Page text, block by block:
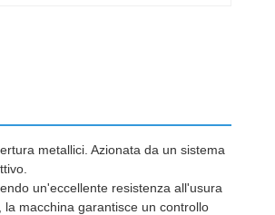
metallici. Azionata da un sistema
un'eccellente resistenza all'usura
macchina garantisce un controllo